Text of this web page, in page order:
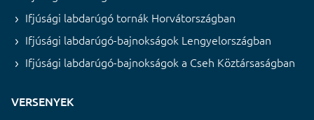
Ifjúsági labdarúgó tornák Horvátországban
Ifjúsági labdarúgó-bajnokságok Lengyelországban
Ifjúsági labdarúgó-bajnokságok a Cseh Köztársaságban
VERSENYEK